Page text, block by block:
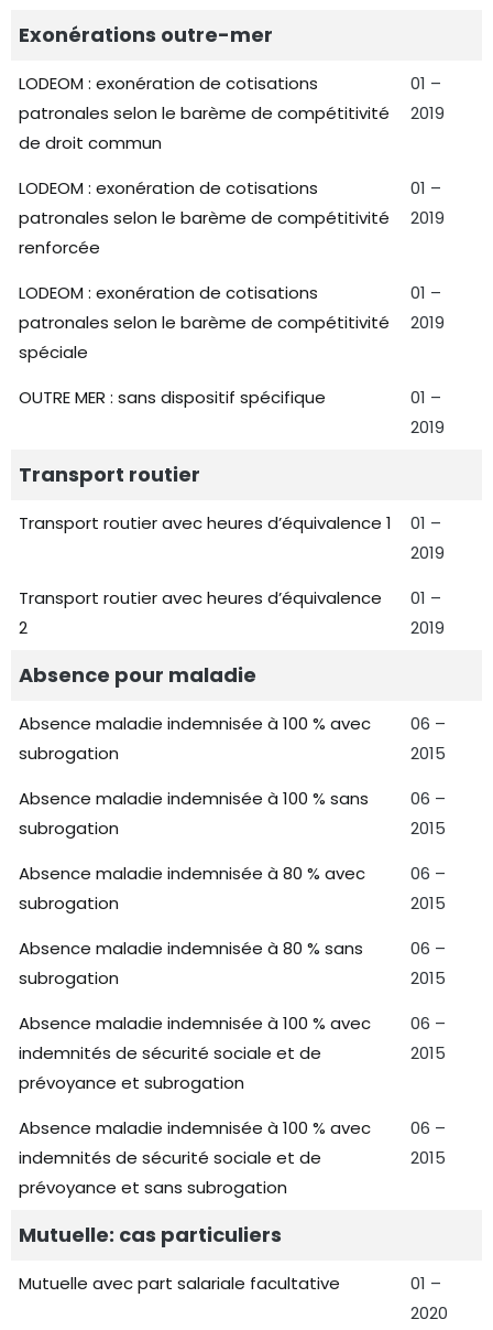
Exonérations outre-mer
LODEOM : exonération de cotisations
patronales selon le barème de compétitivité
de droit commun
01 –
2019
LODEOM : exonération de cotisations
patronales selon le barème de compétitivité
renforcée
01 –
2019
LODEOM : exonération de cotisations
patronales selon le barème de compétitivité
spéciale
01 –
2019
OUTRE MER : sans dispositif spécifique
01 –
2019
Transport routier
Transport routier avec heures d’équivalence 1
01 –
2019
Transport routier avec heures d’équivalence
2
01 –
2019
Absence pour maladie
Absence maladie indemnisée à 100 % avec
subrogation
06 –
2015
Absence maladie indemnisée à 100 % sans
subrogation
06 –
2015
Absence maladie indemnisée à 80 % avec
subrogation
06 –
2015
Absence maladie indemnisée à 80 % sans
subrogation
06 –
2015
Absence maladie indemnisée à 100 % avec
indemnités de sécurité sociale et de
prévoyance et subrogation
06 –
2015
Absence maladie indemnisée à 100 % avec
indemnités de sécurité sociale et de
prévoyance et sans subrogation
06 –
2015
Mutuelle: cas particuliers
Mutuelle avec part salariale facultative
01 –
2020